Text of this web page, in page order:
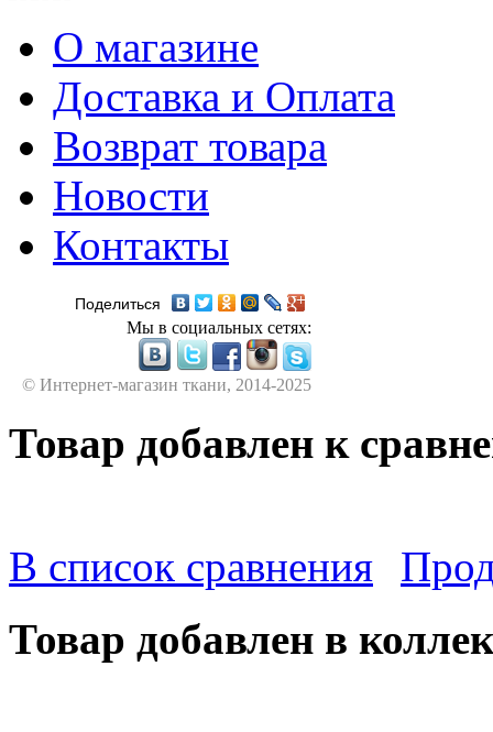
О магазине
Доставка и Оплата
Возврат товара
Новости
Контакты
Поделиться
Мы в социальных сетях:
© Интернет-магазин ткани, 2014-2025
Товар добавлен к
В список сравнения
Товар добавлен в